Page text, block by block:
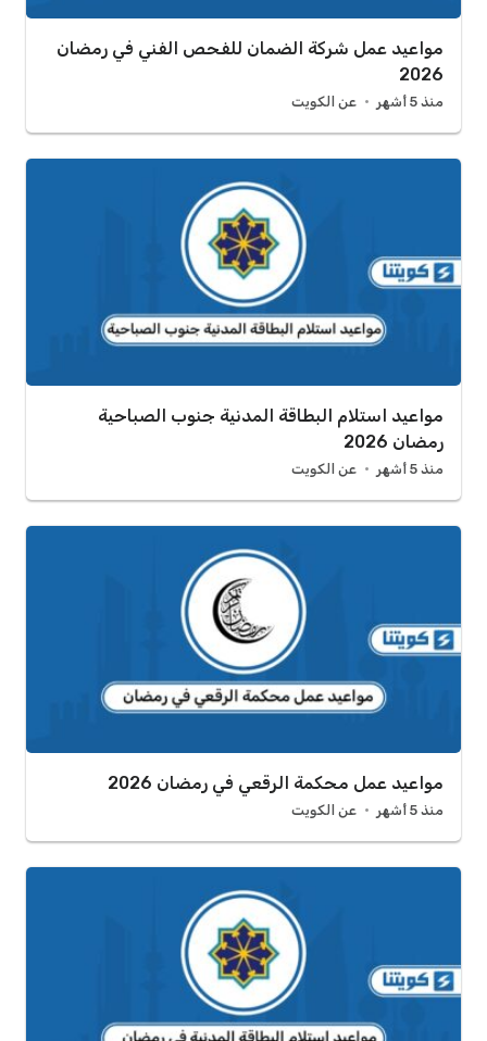
مواعيد عمل شركة الضمان للفحص الفني في رمضان
2026
منذ 5 أشهر عن الكويت
مواعيد استلام البطاقة المدنية جنوب الصباحية
رمضان 2026
منذ 5 أشهر عن الكويت
مواعيد عمل محكمة الرقعي في رمضان 2026
منذ 5 أشهر عن الكويت